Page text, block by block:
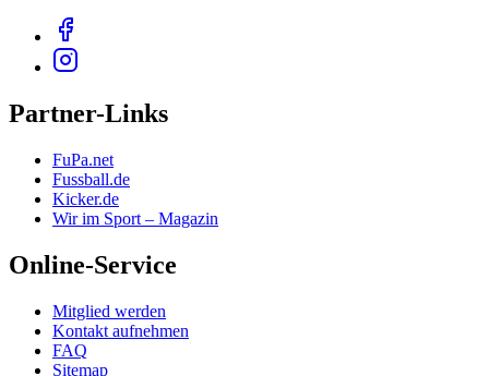
Partner-Links
FuPa.net
Fussball.de
Kicker.de
Wir im Sport – Magazin
Online-Service
Mitglied werden
Kontakt aufnehmen
FAQ
Sitemap